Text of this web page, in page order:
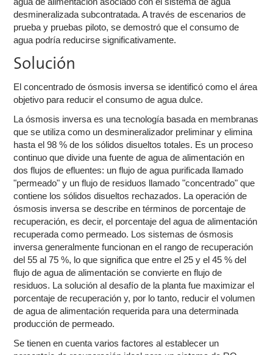
desmineralizada subcontratada. A través de escenarios de
prueba y pruebas piloto, se demostró que el consumo de
agua podría reducirse significativamente.
Solución
El concentrado de ósmosis inversa se identificó como el área
objetivo para reducir el consumo de agua dulce.
La ósmosis inversa es una tecnología basada en membranas
que se utiliza como un desmineralizador preliminar y elimina
hasta el 98 % de los sólidos disueltos totales. Es un proceso
continuo que divide una fuente de agua de alimentación en
dos flujos de efluentes: un flujo de agua purificada llamado
"permeado" y un flujo de residuos llamado "concentrado" que
contiene los sólidos disueltos rechazados. La operación de
ósmosis inversa se describe en términos de porcentaje de
recuperación, es decir, el porcentaje del agua de alimentación
recuperada como permeado. Los sistemas de ósmosis
inversa generalmente funcionan en el rango de recuperación
del 55 al 75 %, lo que significa que entre el 25 y el 45 % del
flujo de agua de alimentación se convierte en flujo de
residuos. La solución al desafío de la planta fue maximizar el
porcentaje de recuperación y, por lo tanto, reducir el volumen
de agua de alimentación requerida para una determinada
producción de permeado.
Se tienen en cuenta varios factores al establecer un